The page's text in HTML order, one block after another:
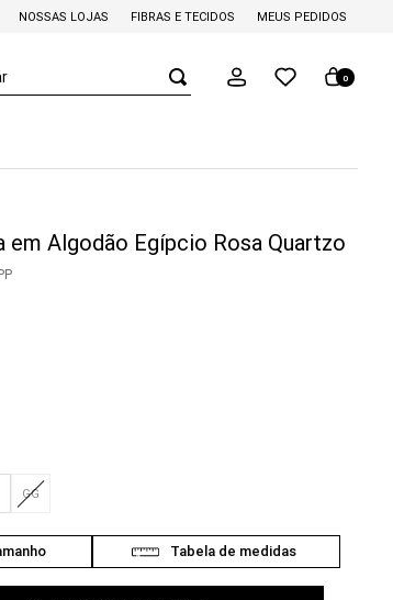
NOSSAS LOJAS FIBRAS E TECIDOS MEUS PEDIDOS
0
em Algodão Egípcio Rosa Quartzo
GG